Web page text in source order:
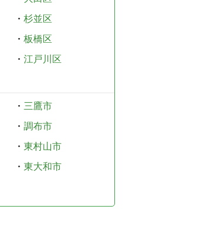
・ 杉並区
・ 板橋区
・ 江戸川区
・ 三鷹市
・ 調布市
・ 東村山市
・ 東大和市